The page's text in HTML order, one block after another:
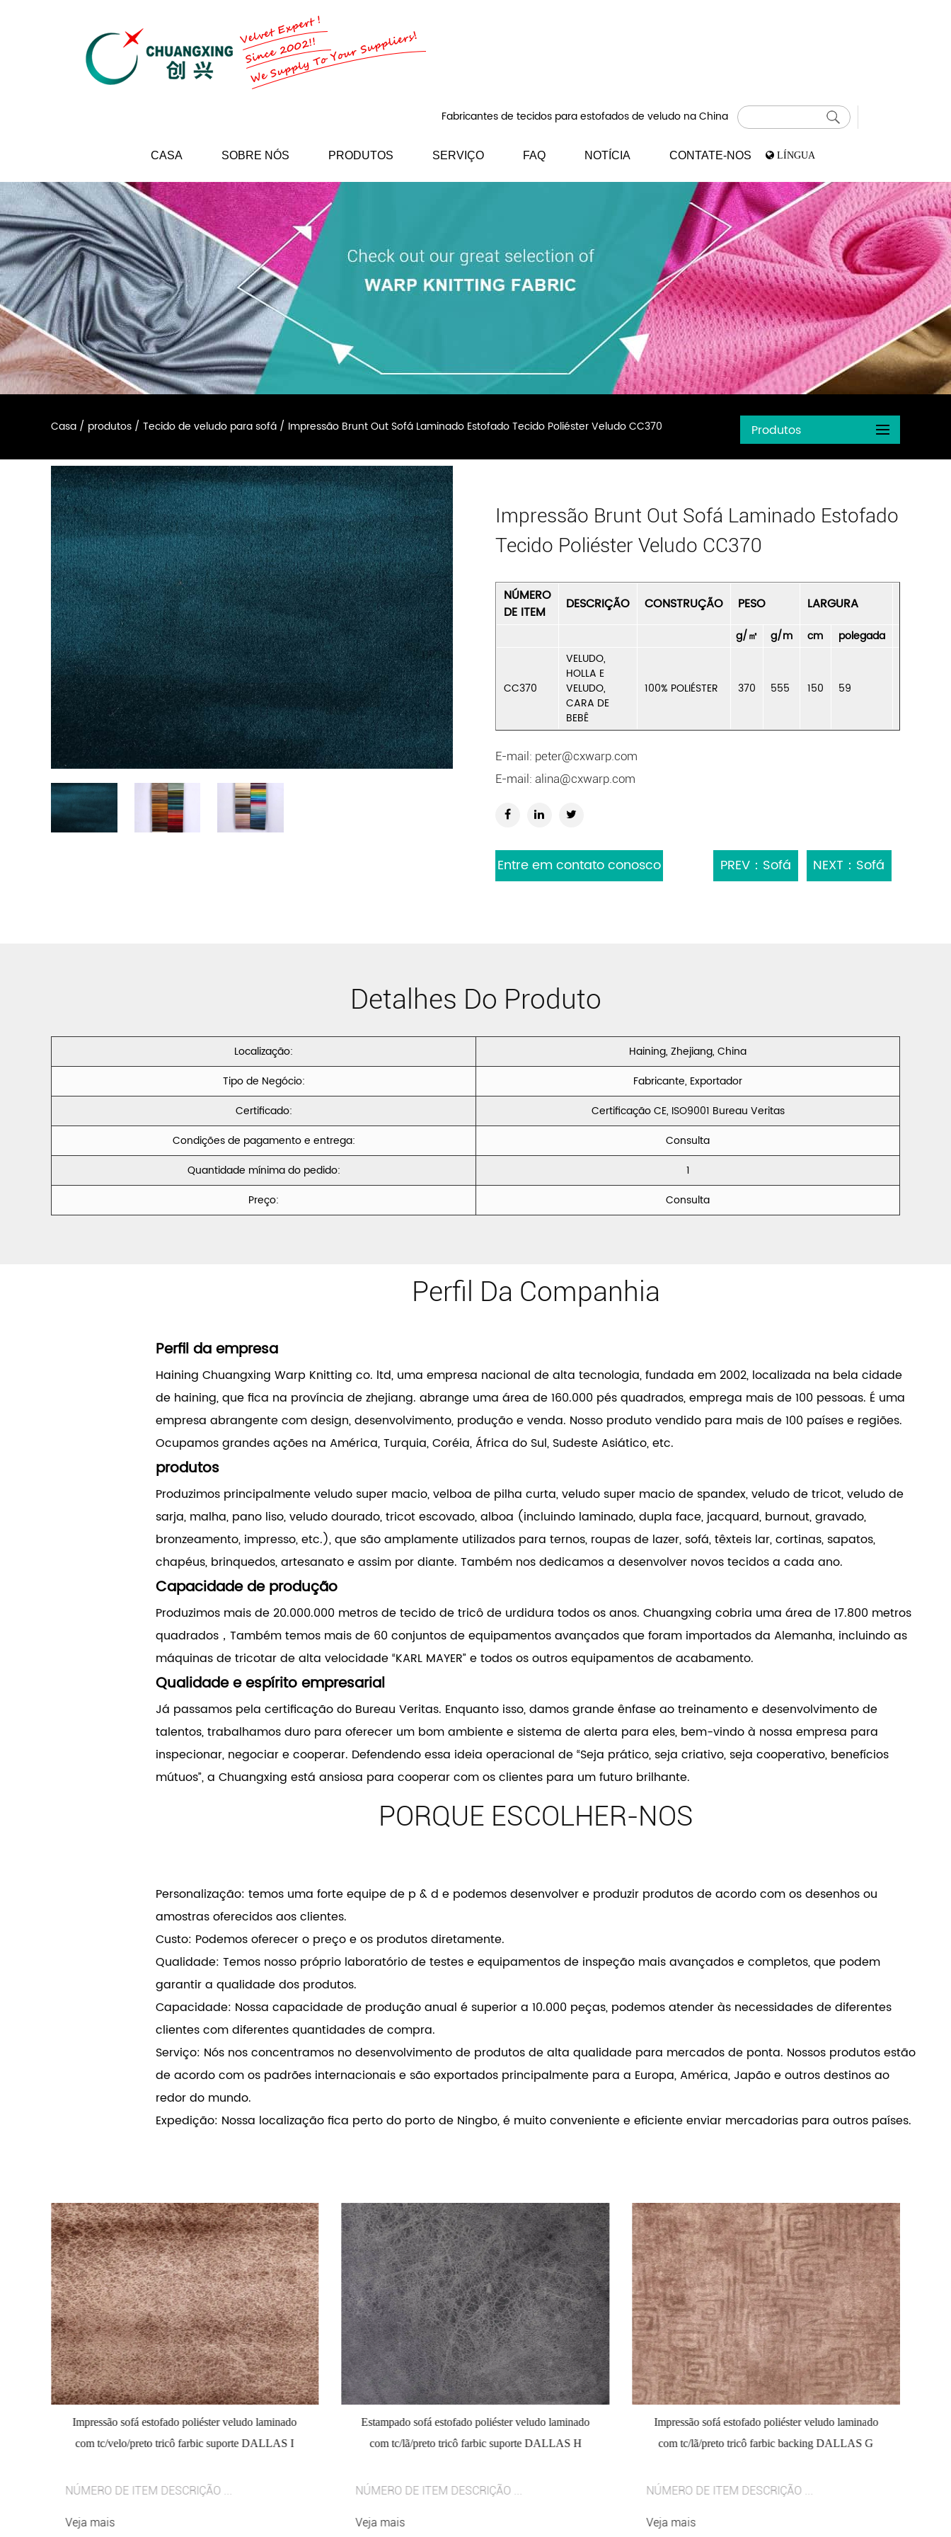
Fabricantes de tecidos para estofados de veludo na China
CASA SOBRE NÓS PRODUTOS SERVIÇO FAQ NOTÍCIA CONTATE-NOS LÍNGUA
Casa / produtos / Tecido de veludo para sofá / Impressão Brunt Out Sofá Laminado Estofado Tecido Poliéster Veludo CC370 Produtos
Impressão Brunt Out Sofá Laminado Estofado
Tecido Poliéster Veludo CC370
NÚMERO
DE ITEM
DESCRIÇÃO CONSTRUÇÃO PESO LARGURA
g/㎡ g/m cm polegada
CC370
VELUDO,
HOLLA E
VELUDO,
CARA DE
BEBÊ
100% POLIÉSTER 370 555 150 59
E-mail: peter@cxwarp.com
E-mail: alina@cxwarp.com
Entre em contato conosco
PREV：Sofá
NEXT：Sofá
Detalhes Do Produto
Localização:
Haining, Zhejiang, China
Tipo de Negócio:
Fabricante, Exportador
Certificado:
Certificação CE, ISO9001 Bureau Veritas
Condições de pagamento e entrega:
Consulta
Quantidade mínima do pedido:
1
Preço:
Consulta
Perfil Da Companhia
Perfil da empresa
Haining Chuangxing Warp Knitting co. ltd, uma empresa nacional de alta tecnologia, fundada em 2002, localizada na bela cidade
de haining, que fica na província de zhejiang. abrange uma área de 160.000 pés quadrados, emprega mais de 100 pessoas. É uma
empresa abrangente com design, desenvolvimento, produção e venda. Nosso produto vendido para mais de 100 países e regiões.
Ocupamos grandes ações na América, Turquia, Coréia, África do Sul, Sudeste Asiático, etc.
produtos
Produzimos principalmente veludo super macio, velboa de pilha curta, veludo super macio de spandex, veludo de tricot, veludo de
sarja, malha, pano liso, veludo dourado, tricot escovado, alboa (incluindo laminado, dupla face, jacquard, burnout, gravado,
bronzeamento, impresso, etc.), que são amplamente utilizados para ternos, roupas de lazer, sofá, têxteis lar, cortinas, sapatos,
chapéus, brinquedos, artesanato e assim por diante. Também nos dedicamos a desenvolver novos tecidos a cada ano.
Capacidade de produção
Produzimos mais de 20.000.000 metros de tecido de tricô de urdidura todos os anos. Chuangxing cobria uma área de 17.800 metros
quadrados，Também temos mais de 60 conjuntos de equipamentos avançados que foram importados da Alemanha, incluindo as
máquinas de tricotar de alta velocidade “KARL MAYER” e todos os outros equipamentos de acabamento.
Qualidade e espírito empresarial
Já passamos pela certificação do Bureau Veritas. Enquanto isso, damos grande ênfase ao treinamento e desenvolvimento de
talentos, trabalhamos duro para oferecer um bom ambiente e sistema de alerta para eles, bem-vindo à nossa empresa para
inspecionar, negociar e cooperar. Defendendo essa ideia operacional de “Seja prático, seja criativo, seja cooperativo, benefícios
mútuos”, a Chuangxing está ansiosa para cooperar com os clientes para um futuro brilhante.
PORQUE ESCOLHER-NOS
Personalização: temos uma forte equipe de p & d e podemos desenvolver e produzir produtos de acordo com os desenhos ou
amostras oferecidos aos clientes.
Custo: Podemos oferecer o preço e os produtos diretamente.
Qualidade: Temos nosso próprio laboratório de testes e equipamentos de inspeção mais avançados e completos, que podem
garantir a qualidade dos produtos.
Capacidade: Nossa capacidade de produção anual é superior a 10.000 peças, podemos atender às necessidades de diferentes
clientes com diferentes quantidades de compra.
Serviço: Nós nos concentramos no desenvolvimento de produtos de alta qualidade para mercados de ponta. Nossos produtos estão
de acordo com os padrões internacionais e são exportados principalmente para a Europa, América, Japão e outros destinos ao
redor do mundo.
Expedição: Nossa localização fica perto do porto de Ningbo, é muito conveniente e eficiente enviar mercadorias para outros países.
Impressão sofá estofado poliéster veludo laminado
com tc/velo/preto tricô farbic suporte DALLAS I
NÚMERO DE ITEM DESCRIÇÃO ...
Veja mais
Estampado sofá estofado poliéster veludo laminado
com tc/lã/preto tricô farbic suporte DALLAS H
NÚMERO DE ITEM DESCRIÇÃO ...
Veja mais
Impressão sofá estofado poliéster veludo laminado
com tc/lã/preto tricô farbic backing DALLAS G
NÚMERO DE ITEM DESCRIÇÃO ...
Veja mais